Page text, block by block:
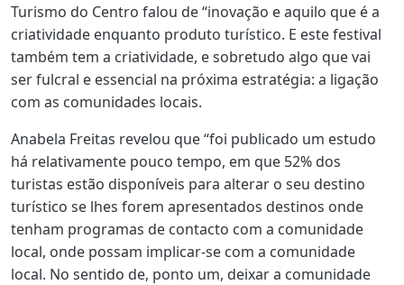
Turismo do Centro falou de “inovação e aquilo que é a
criatividade enquanto produto turístico. E este festival
também tem a criatividade, e sobretudo algo que vai
ser fulcral e essencial na próxima estratégia: a ligação
com as comunidades locais.
Anabela Freitas revelou que “foi publicado um estudo
há relativamente pouco tempo, em que 52% dos
turistas estão disponíveis para alterar o seu destino
turístico se lhes forem apresentados destinos onde
tenham programas de contacto com a comunidade
local, onde possam implicar-se com a comunidade
local. No sentido de, ponto um, deixar a comunidade